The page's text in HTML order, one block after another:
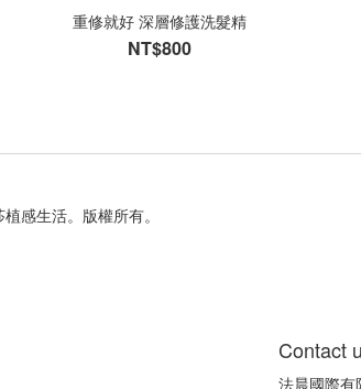
重修就好 深層修護洗髮精
NT$800
感生活。版權所有。
Contact
法晨國際有